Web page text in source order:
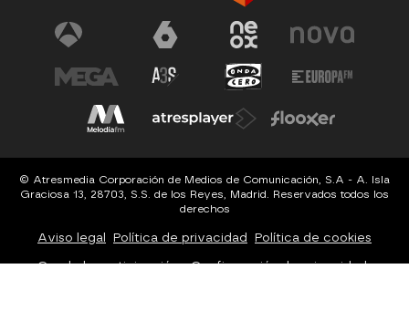
© Atresmedia Corporación de Medios de Comunicación, S.A - A. Isla
Graciosa 13, 28703, S.S. de los Reyes, Madrid. Reservados todos los
derechos
Aviso legal Política de privacidad Política de cookies
Cond. de participación Configuración de privacidad